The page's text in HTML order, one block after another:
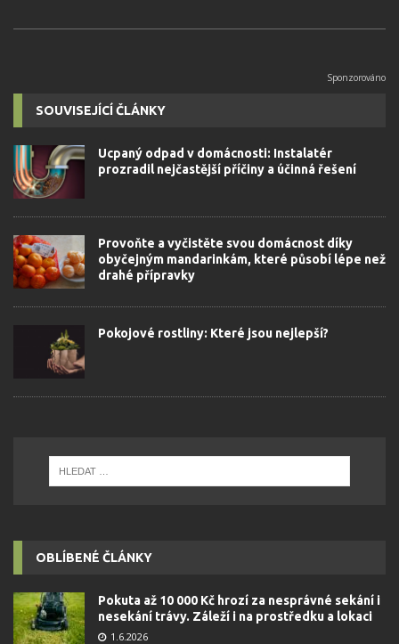
SOUVISEJÍCÍ ČLÁNKY
Ucpaný odpad v domácnosti: Instalatér
prozradil nejčastější příčiny a účinná řešení
Provoňte a vyčistěte svou domácnost díky
obyčejným mandarinkám, které působí lépe než
drahé přípravky
Pokojové rostliny: Které jsou nejlepší?
OBLÍBENÉ ČLÁNKY
Pokuta až 10 000 Kč hrozí za nesprávné sekání i
nesekání trávy. Záleží i na prostředku a lokaci
1.6.2026